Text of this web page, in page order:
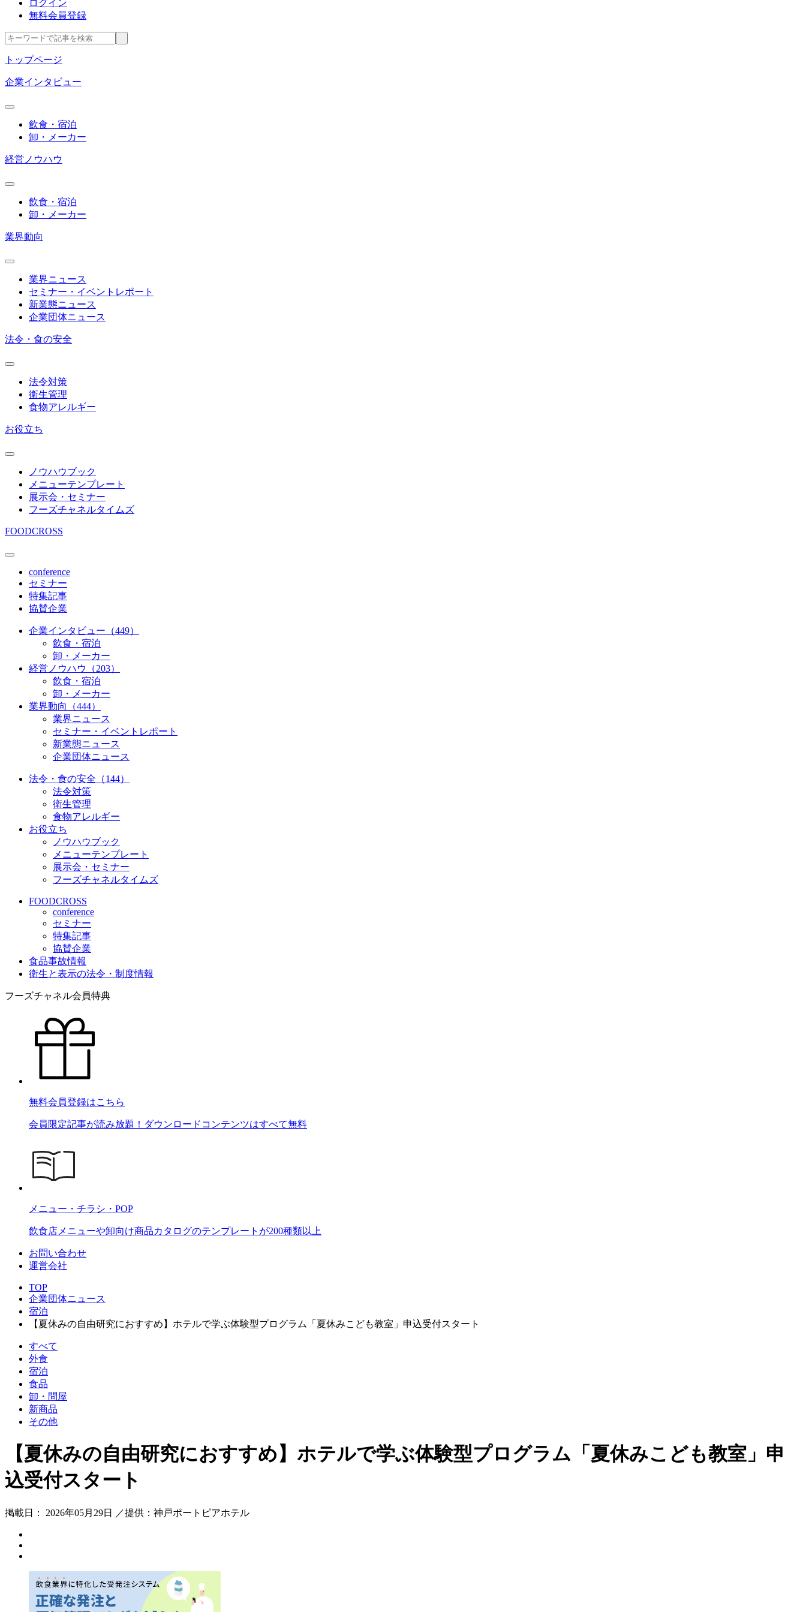
ログイン
無料会員登録
トップページ
企業インタビュー
飲食・宿泊
卸・メーカー
経営ノウハウ
飲食・宿泊
卸・メーカー
業界動向
業界ニュース
セミナー・イベントレポート
新業態ニュース
企業団体ニュース
法令・食の安全
法令対策
衛生管理
食物アレルギー
お役立ち
ノウハウブック
メニューテンプレート
展示会・セミナー
フーズチャネルタイムズ
FOODCROSS
conference
セミナー
特集記事
協賛企業
企業インタビュー（449）
飲食・宿泊
卸・メーカー
経営ノウハウ（203）
飲食・宿泊
卸・メーカー
業界動向（444）
業界ニュース
セミナー・イベントレポート
新業態ニュース
企業団体ニュース
法令・食の安全（144）
法令対策
衛生管理
食物アレルギー
お役立ち
ノウハウブック
メニューテンプレート
展示会・セミナー
フーズチャネルタイムズ
FOODCROSS
conference
セミナー
特集記事
協賛企業
食品事故情報
衛生と表示の法令・制度情報
フーズチャネル会員特典
無料会員登録はこちら
会員限定記事が読み放題！ダウンロードコンテンツはすべて無料
メニュー・チラシ・POP
飲食店メニューや卸向け商品カタログのテンプレートが200種類以上
お問い合わせ
運営会社
TOP
企業団体ニュース
宿泊
【夏休みの自由研究におすすめ】ホテルで学ぶ体験型プログラム「夏休みこども教室」申込受付スタート
すべて
外食
宿泊
食品
卸・問屋
新商品
その他
【夏休みの自由研究におすすめ】ホテルで学ぶ体験型プログラム「夏休みこども教室」申
込受付スタート
掲載日： 2026年05月29日 ／提供：神戸ポートピアホテル